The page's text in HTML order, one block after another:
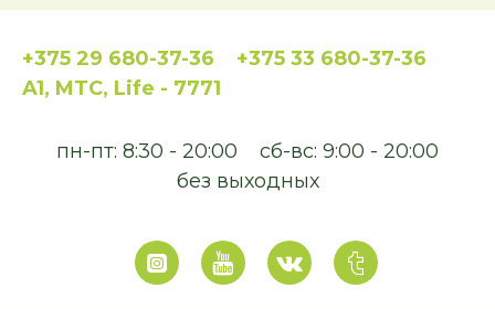
+375 29 680-37-36
+375 33 680-37-36
A1, MTC, Life - 7771
пн-пт: 8:30 - 20:00
сб-вс: 9:00 - 20:00
без выходных